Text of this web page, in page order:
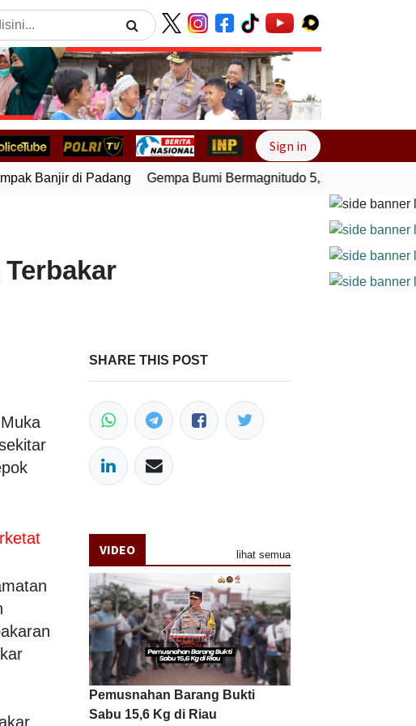
Next
Sign in
Banjir di Padang Gempa Bumi Bermagnitudo 5,1 Kembali
SHARE THIS POST
VIDEO lihat semua
Pemusnahan Barang Bukti
Sabu 15,6 Kg di Riau